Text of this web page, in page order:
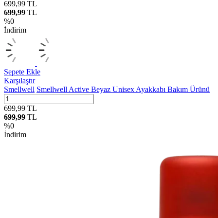
699,99 TL
699,99 TL
%0
İndirim
Sepete Ekle
Karşılaştır
Smellwell Smellwell Active Beyaz Unisex Ayakkabı Bakım Ürünü
699,99 TL
699,99 TL
%0
İndirim